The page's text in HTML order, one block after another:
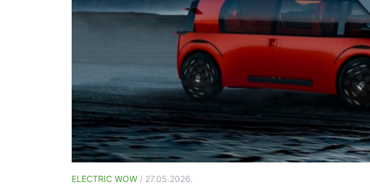
ELECTRIC WOW / 27.05.2026.